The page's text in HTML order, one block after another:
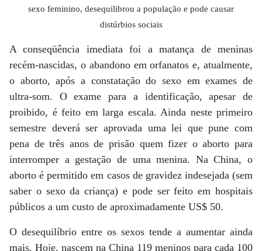
sexo feminino, desequilibrou a população e pode causar
distúrbios sociais
A conseqüência imediata foi a matança de meninas
recém-nascidas, o abandono em orfanatos e, atualmente,
o aborto, após a constatação do sexo em exames de
ultra-som. O exame para a identificação, apesar de
proibido, é feito em larga escala. Ainda neste primeiro
semestre deverá ser aprovada uma lei que pune com
pena de três anos de prisão quem fizer o aborto para
interromper a gestação de uma menina. Na China, o
aborto é permitido em casos de gravidez indesejada (sem
saber o sexo da criança) e pode ser feito em hospitais
públicos a um custo de aproximadamente US$ 50.
O desequilíbrio entre os sexos tende a aumentar ainda
mais. Hoje, nascem na China 119 meninos para cada 100